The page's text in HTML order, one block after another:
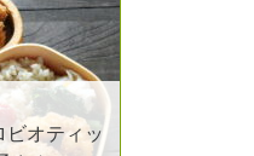
ビオティッ